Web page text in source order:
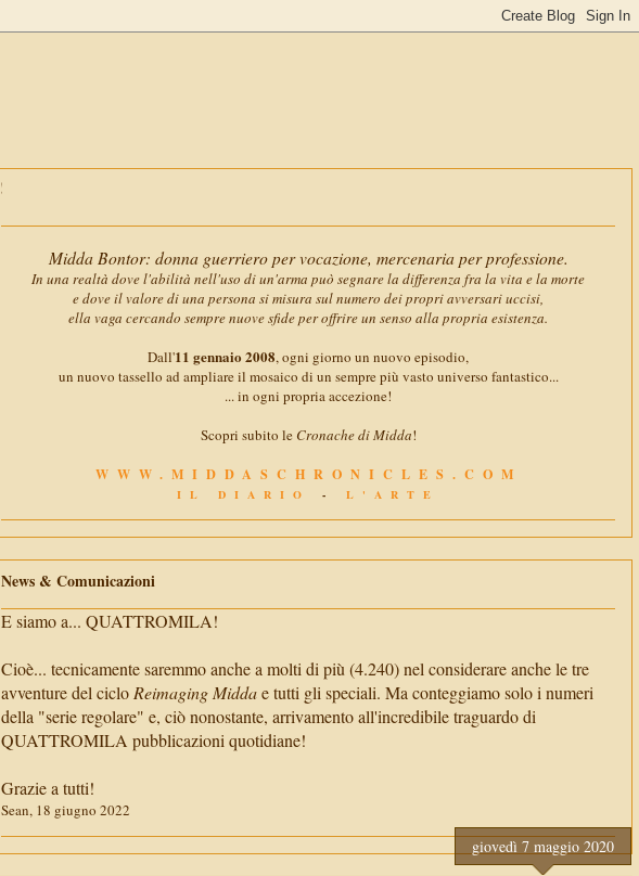
Midda Bontor: donna guerriero per vocazione, mercenaria per professione.
In una realtà dove l'abilità nell'uso di un'arma può segnare la differenza fra la vita e la morte
e dove il valore di una persona si misura sul numero dei propri avversari uccisi,
ella vaga cercando sempre nuove sfide per offrire un senso alla propria esistenza.
Dall'11 gennaio 2008, ogni giorno un nuovo episodio,
un nuovo tassello ad ampliare il mosaico di un sempre più vasto universo fantastico...
... in ogni propria accezione!
Scopri subito le Cronache di Midda!
WWW.MIDDASCHRONICLES.COM
IL DIARIO - L'ARTE
News & Comunicazioni
E siamo a... QUATTROMILA!
Cioè... tecnicamente saremmo anche a molti di più (4.240) nel considerare anche le tre
avventure del cicloReimaging Middae tutti gli speciali. Ma conteggiamo solo i numeri
della "serie regolare" e, ciò nonostante, arrivamento all'incredibile traguardo di
QUATTROMILA pubblicazioni quotidiane!
Grazie a tutti!
Sean, 18 giugno 2022
giovedì 7 maggio 2020